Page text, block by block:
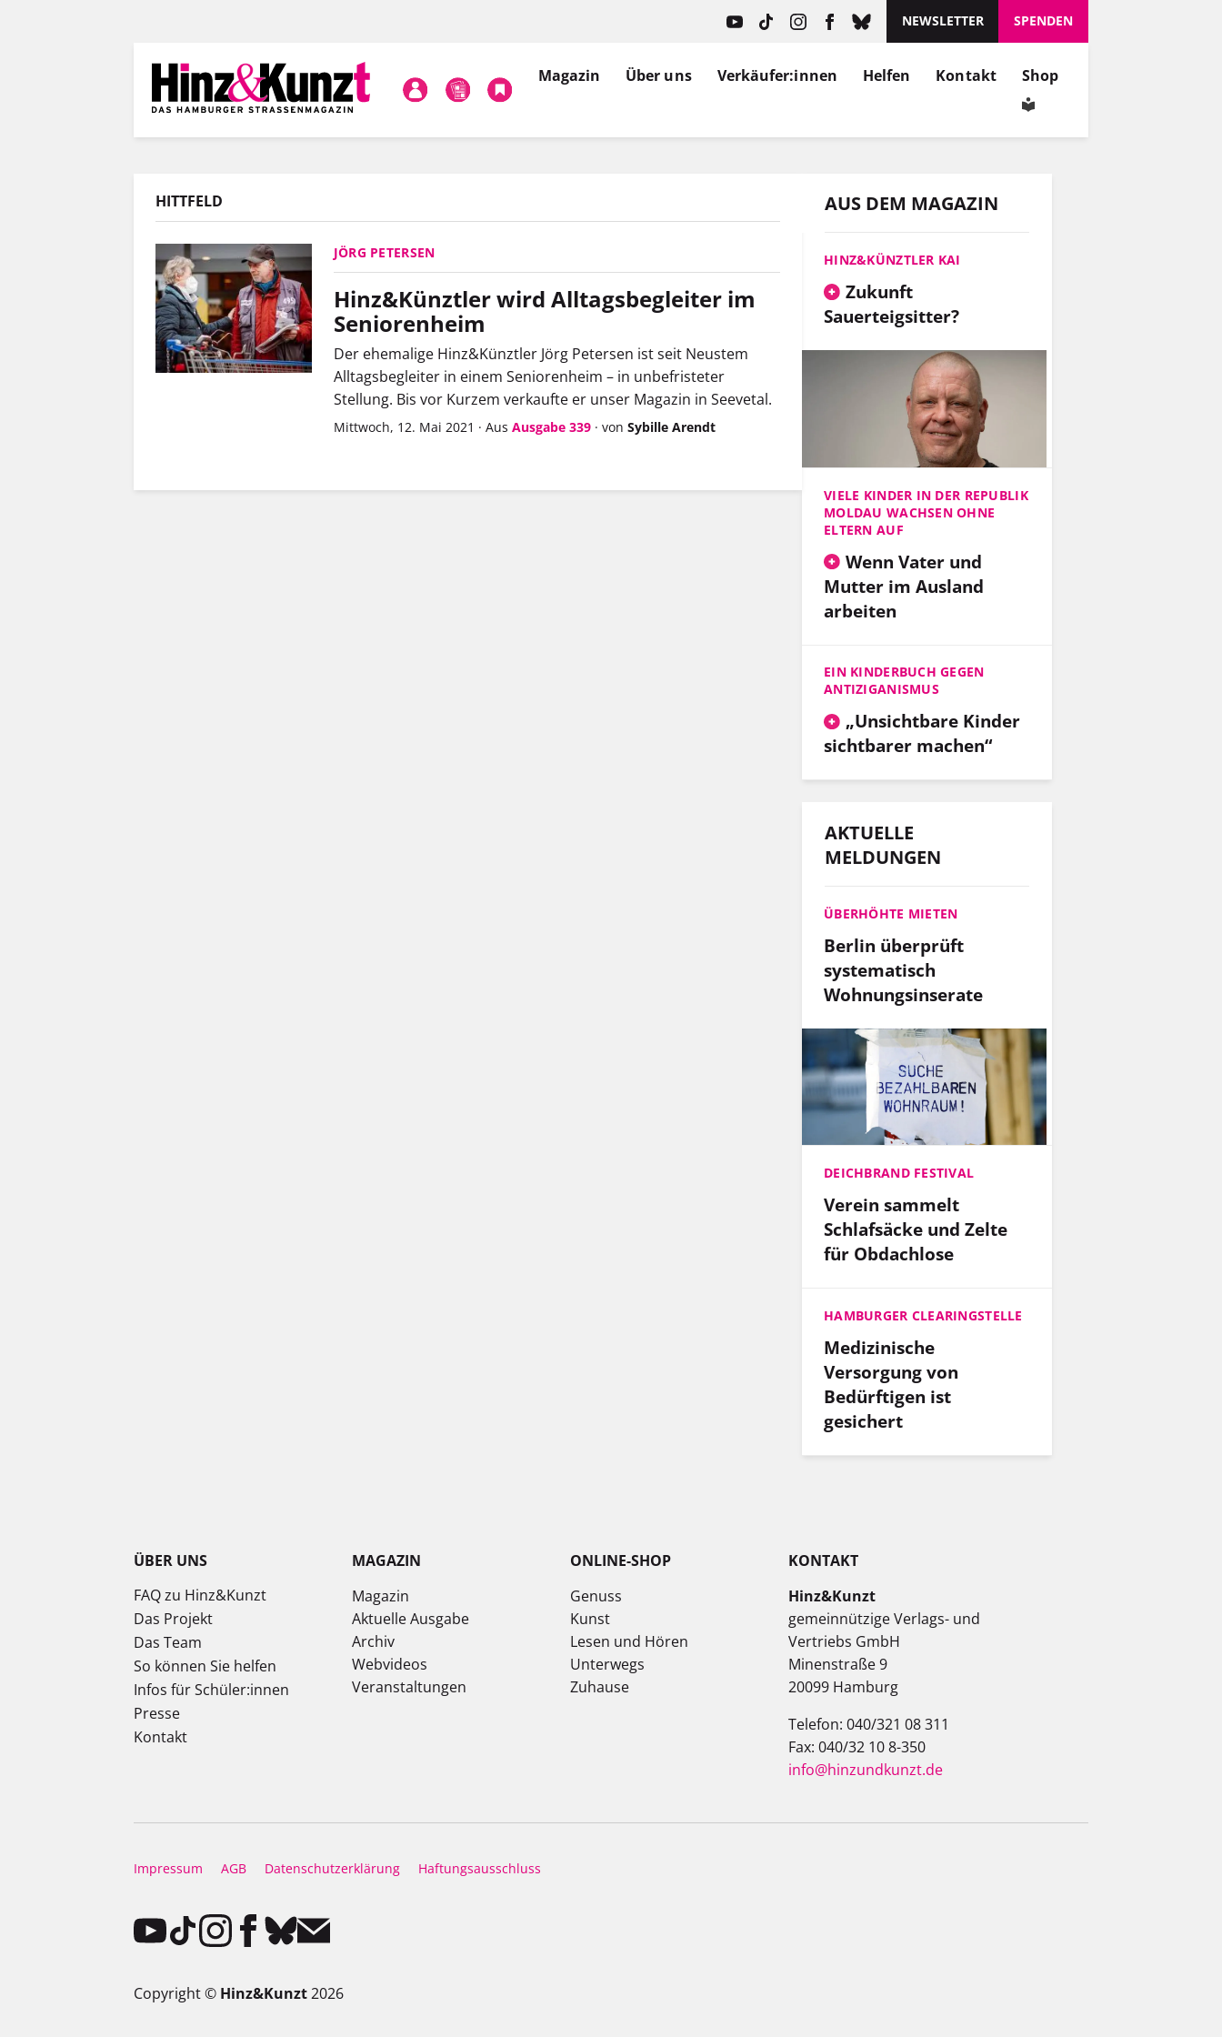
NEWSLETTER SPENDEN
Magazin Über uns Verkäufer:innen Helfen Kontakt Shop
HITTFELD
JÖRG PETERSEN
Hinz&Künztler wird Alltagsbegleiter im
Seniorenheim
Der ehemalige Hinz&Künztler Jörg Petersen ist seit Neustem
Alltagsbegleiter in einem Seniorenheim – in unbefristeter
Stellung. Bis vor Kurzem verkaufte er unser Magazin in Seevetal.
Mittwoch, 12. Mai 2021 · Aus Ausgabe 339 · von Sybille Arendt
AUS DEM MAGAZIN
HINZ&KÜNZTLER KAI
Zukunft
Sauerteigsitter?
VIELE KINDER IN DER REPUBLIK
MOLDAU WACHSEN OHNE
ELTERN AUF
Wenn Vater und
Mutter im Ausland
arbeiten
EIN KINDERBUCH GEGEN
ANTIZIGANISMUS
„Unsichtbare Kinder
sichtbarer machen“
AKTUELLE
MELDUNGEN
ÜBERHÖHTE MIETEN
Berlin überprüft
systematisch
Wohnungsinserate
DEICHBRAND FESTIVAL
Verein sammelt
Schlafsäcke und Zelte
für Obdachlose
HAMBURGER CLEARINGSTELLE
Medizinische
Versorgung von
Bedürftigen ist
gesichert
ÜBER UNS
FAQ zu Hinz&Kunzt
Das Projekt
Das Team
So können Sie helfen
Infos für Schüler:innen
Presse
Kontakt
MAGAZIN
Magazin
Aktuelle Ausgabe
Archiv
Webvideos
Veranstaltungen
ONLINE-SHOP
Genuss
Kunst
Lesen und Hören
Unterwegs
Zuhause
KONTAKT
Hinz&Kunzt
gemeinnützige Verlags- und
Vertriebs GmbH
Minenstraße 9
20099 Hamburg
Telefon: 040/321 08 311
Fax: 040/32 10 8-350
info@hinzundkunzt.de
Impressum AGB Datenschutzerklärung Haftungsausschluss
Copyright © Hinz&Kunzt2026